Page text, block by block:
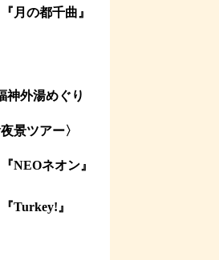
『月の都千曲 』
神外湯めぐり
景ツアー〉
NEOネオン』
Turkey!』